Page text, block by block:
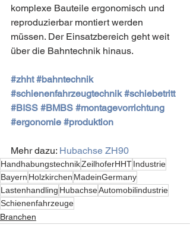
komplexe Bauteile ergonomisch und
reproduzierbar montiert werden
müssen. Der Einsatzbereich geht weit
über die Bahntechnik hinaus.
#zhht #bahntechnik
#schienenfahrzeugtechnik #schiebetritt
#BISS #BMBS #montagevorrichtung
#ergonomie #produktion
Mehr dazu: Hubachse ZH90
HandhabungstechnikZeilhoferHHTIndustrie
Bayern Holzkirchen MadeinGermany
Lastenhandling HubachseAutomobilindustrie
Schienenfahrzeuge
Branchen